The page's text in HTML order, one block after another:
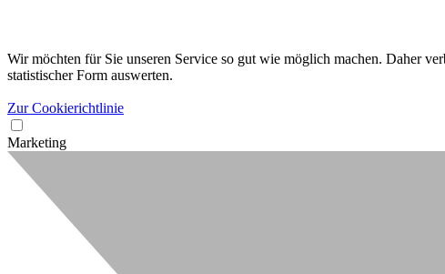
Wir möchten für Sie unseren Service so gut wie möglich machen. Daher
statistischer Form auswerten.
Zur Cookierichtlinie
Marketing